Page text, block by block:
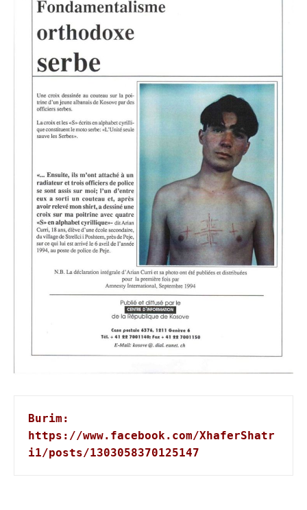
Burim:
https://www.facebook.com/XhaferShatr
i1/posts/1303058370125147